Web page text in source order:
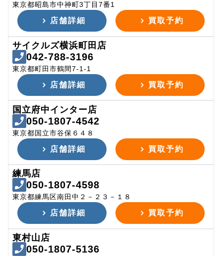
東京都昭島市中神町3丁目7番1
店舗詳細 買取予約
サイクルズ横浜町田店
042-788-3196
東京都町田市鶴間7-1-1
店舗詳細 買取予約
国立府中インター店
050-1807-4542
東京都国立市谷保６４８
店舗詳細 買取予約
練馬店
050-1807-4598
東京都練馬区南田中２－２３－１８
店舗詳細 買取予約
東村山店
050-1807-5136